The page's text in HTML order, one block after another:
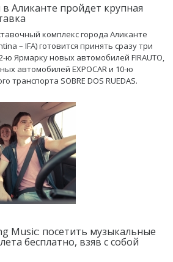
в Аликанте пройдет крупная
комплекс города Аликанте
– IFA) готовится принять сразу три
ю Ярмарку новых автомобилей FIRAUTO,
автомобилей EXPOCAR и 10-ю
транспорта SOBRE DOS RUEDAS.
Music: посетить музыкальные
бесплатно, взяв с собой